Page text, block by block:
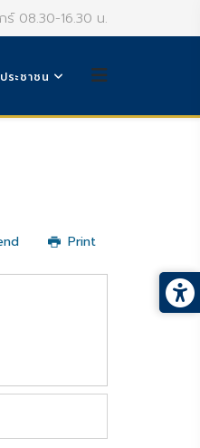
ร์ 08.30-16.30 น.
ระชาชน
Print